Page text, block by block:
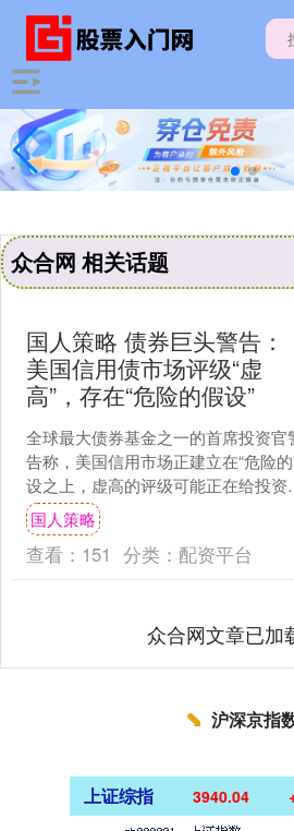
众合网 相关话题
国人策略 债券巨头警告：
美国信用债市场评级“虚
高”，存在“危险的假设”
全球最大债券基金之一的首席投资官
告称，美国信用市场正建立在“危险的
设之上，虚高的评级可能正在给投资
带来一种虚假的安全感，而此时美联储
出手干预市场的能力正....
国人策略
查看： 151 分类： 配资平台
众合网文章已加
沪深京指
上证综指 3940.04